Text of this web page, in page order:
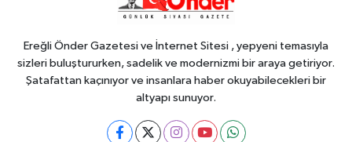
marşlarla yaşatılıyor
Ereğli Önder Gazetesi ve İnternet Sitesi , yepyeni temasıyla
sizleri buluştururken, sadelik ve modernizmi bir araya getiriyor.
Şatafattan kaçınıyor ve insanlara haber okuyabilecekleri bir
altyapı sunuyor.